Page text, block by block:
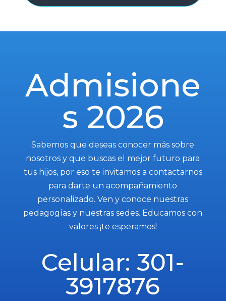
Admisione
s 2026
Sabemos que deseas conocer más sobre
nosotros y que buscas el mejor futuro para
tus hijos, por eso te invitamos a contactarnos
para darte un acompañamiento
personalizado. Ven y conoce nuestras
pedagogías y nuestras sedes. Educamos con
valores ¡te esperamos!
Celular: 301-
3917876